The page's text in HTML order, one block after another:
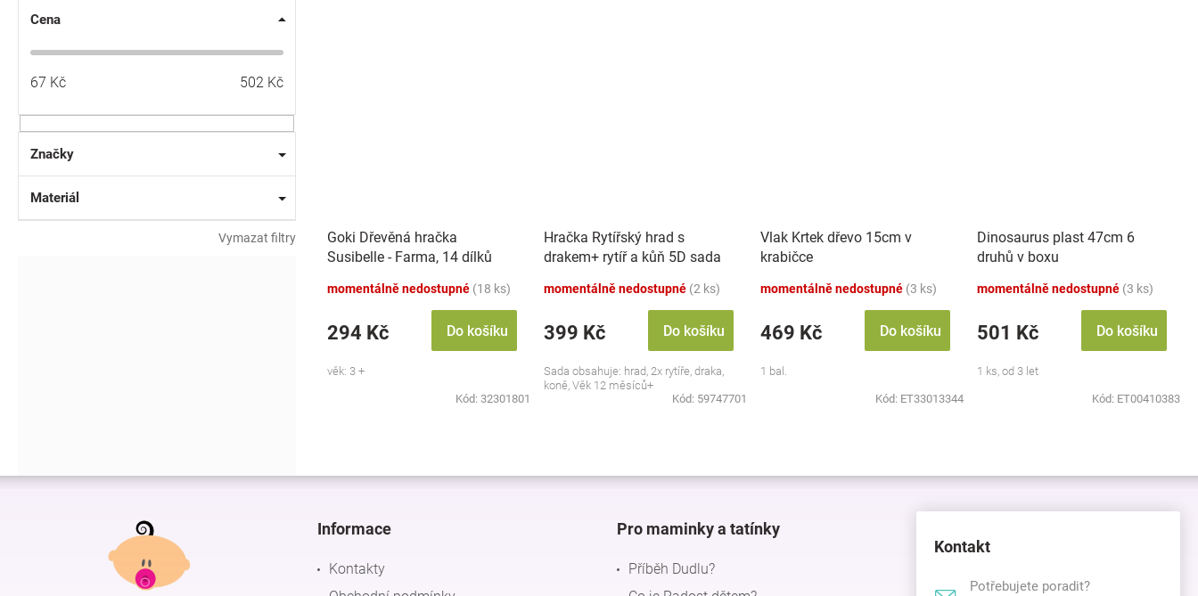
Cena
67 Kč 502 Kč
Značky
Materiál
Vymazat filtry
Goki Dřevěná hračka
Susibelle - Farma, 14 dílků
momentálně nedostupné (18 ks)
294 Kč Do košíku
věk: 3 +
Kód: 32301801
Hračka Rytířský hrad s
drakem+ rytíř a kůň 5D sada
momentálně nedostupné (2 ks)
399 Kč Do košíku
Sada obsahuje: hrad, 2x rytíře, draka,
koně, Věk 12 měsíců+
Kód: 59747701
Vlak Krtek dřevo 15cm v
krabičce
momentálně nedostupné (3 ks)
469 Kč Do košíku
1 bal.
Kód: ET33013344
Dinosaurus plast 47cm 6
druhů v boxu
momentálně nedostupné (3 ks)
501 Kč Do košíku
1 ks, od 3 let
Kód: ET00410383
v
d
Z
Informace
Kontakty
Pro maminky a tatínky
Příběh Dudlu?
Kontakt
Potřebujete poradit?